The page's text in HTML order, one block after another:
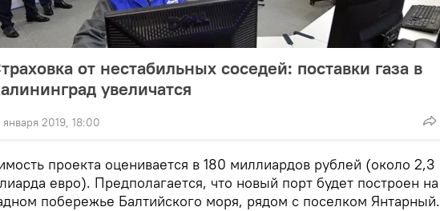
от нестабильных соседей: поставки газа в
увеличатся
января 2019, 18:00
проекта оценивается в 180 миллиардов рублей (около 2,3
евро). Предполагается, что новый порт будет построен на
побережье Балтийского моря, рядом с поселком Янтарный.